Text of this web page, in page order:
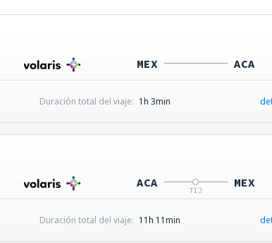
MEX ACA
Duración total del viaje: 1h 3min
ACA
TIJ
MEX
Duración total del viaje: 11h 11min